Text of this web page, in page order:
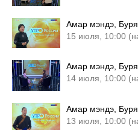
Амар мэндэ,
15 июля, 10:00
Амар мэндэ,
14 июля, 10:00
Амар мэндэ,
13 июля, 10:00